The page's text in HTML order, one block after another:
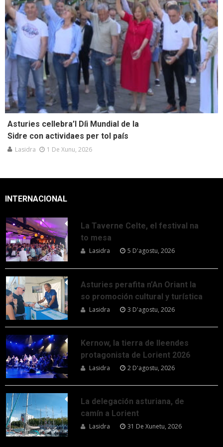
Asturies cellebra’l Díi Mundial de la
Sidre con actividaes per tol país
Lasidra 1 De Xunu, 2026
INTERNACIONAL
La Taverne Celte, el festival na
to mesa
Lasidra 5 D'agostu, 2026
Asturies perafita n’An Oriant la
so promoción cultural y turística
Lasidra 3 D'agostu, 2026
Kernow, la tierra de lleendes
protagonista de Lorient 2026
Lasidra 2 D'agostu, 2026
La delegación asturiana, de
camín a Lorient
Lasidra 31 De Xunetu, 2026